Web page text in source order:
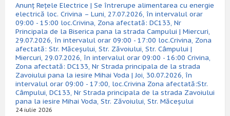
Anunț Rețele Electrice | Se întrerupe alimentarea cu energie
electrică loc. Crivina – Luni, 27.07.2026, în intervalul orar
09:00 - 15:00 loc.Crivina, Zona afectată: DC133, Nr
Principala de la Biserica pana la strada Campului | Miercuri,
29.07.2026, în intervalul orar 09:00 - 17:00 loc.Crivina, Zona
afectată: Str. Măceșului, Str. Zăvoiului, Str. Câmpului |
Miercuri, 29.07.2026, în intervalul orar 09:00 - 16:00 Crivina,
Zona afectată: DC133, Nr Strada principala de la strada
Zavoiului pana la iesire Mihai Voda | Joi, 30.07.2026, în
intervalul orar 09:00 - 17:00, loc.Crivina Zona afectată:Str.
Câmpului, DC133, Nr Strada principala de la strada Zavoiului
pana la iesire Mihai Voda, Str. Zăvoiului, Str. Măceșului
24 iulie 2026